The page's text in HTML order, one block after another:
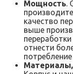
Мощность.
качество
выше
отнести